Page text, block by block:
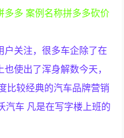
多多 案例名称拼多多砍价
户关注，很多车企除了在
使出了浑身解数今天，
比较经典的汽车品牌营销
汽车 凡是在写字楼上班的